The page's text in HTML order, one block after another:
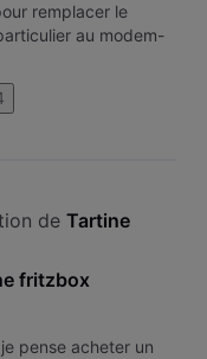
remplacer le
au modem-
un téléphone fixe;
de Tartine
fritzbox
pense acheter un